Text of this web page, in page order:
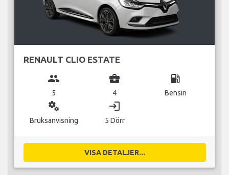
RENAULT CLIO ESTATE
group
5
business_center
4
local_gas_station
Bensin
miscellaneous_services
Bruksanvisning
login
5 Dörr
VISA DETALJER...